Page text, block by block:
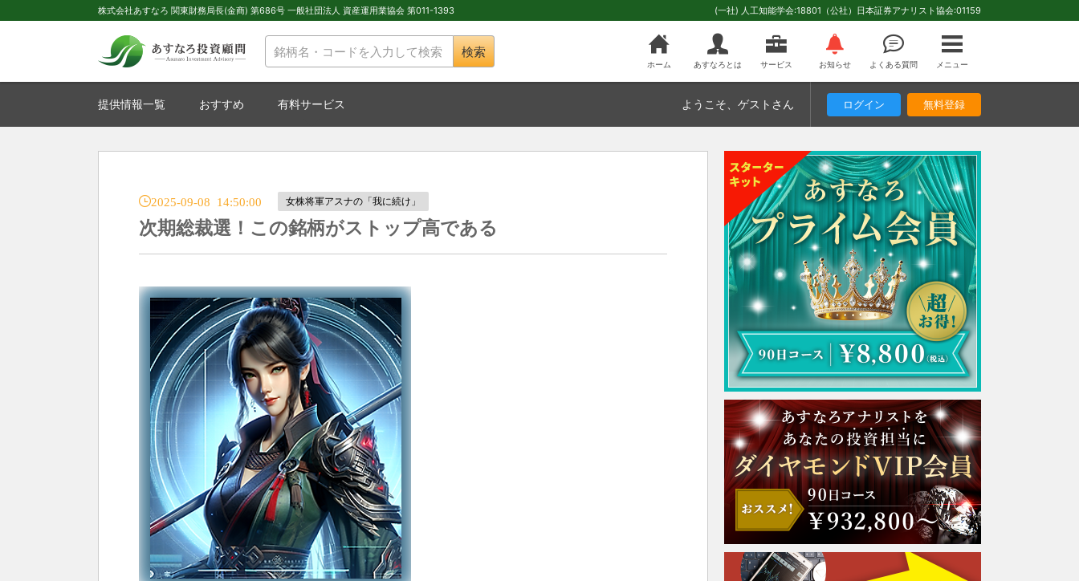
株式会社あすなろ 関東財務局長(金商) 第686号 一般社団法人 資産運用業協会 第011-1393 (一社) 人工知能学会:18801（公社）日本証券アナリスト協会:01159
検索
ホーム あすなろとは サービス お知らせ よくある質問 メニュー
提供情報一覧 おすすめ 有料サービス ようこそ 、ゲストさん ログイン 無料登録
2025-09-08 14:50:00 女株将軍アスナの「我に続け」
次期総裁選！この銘柄がストップ高である